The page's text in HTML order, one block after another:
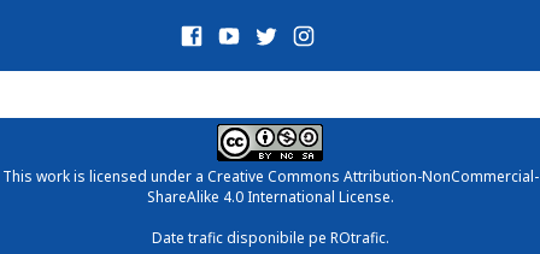
This work is licensed under a Creative Commons Attribution-NonCommercial-
ShareAlike 4.0 International License.
Date trafic disponibile pe ROtrafic.